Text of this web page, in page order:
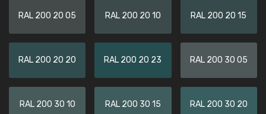
RAL 200 20 05 RAL 200 20 10 RAL 200 20 15
RAL 200 20 20 RAL 200 20 23 RAL 200 30 05
RAL 200 30 10 RAL 200 30 15 RAL 200 30 20